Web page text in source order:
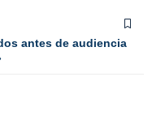
antes de audiencia